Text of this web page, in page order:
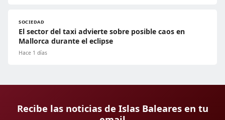
SOCIEDAD
El sector del taxi advierte sobre posible caos en
Mallorca durante el eclipse
Hace 1 días
Recibe las noticias de Islas Baleares en tu